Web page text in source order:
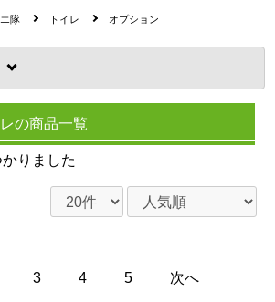
隊 トイレ オプション
の商品一覧
りました
3 4 5 次へ